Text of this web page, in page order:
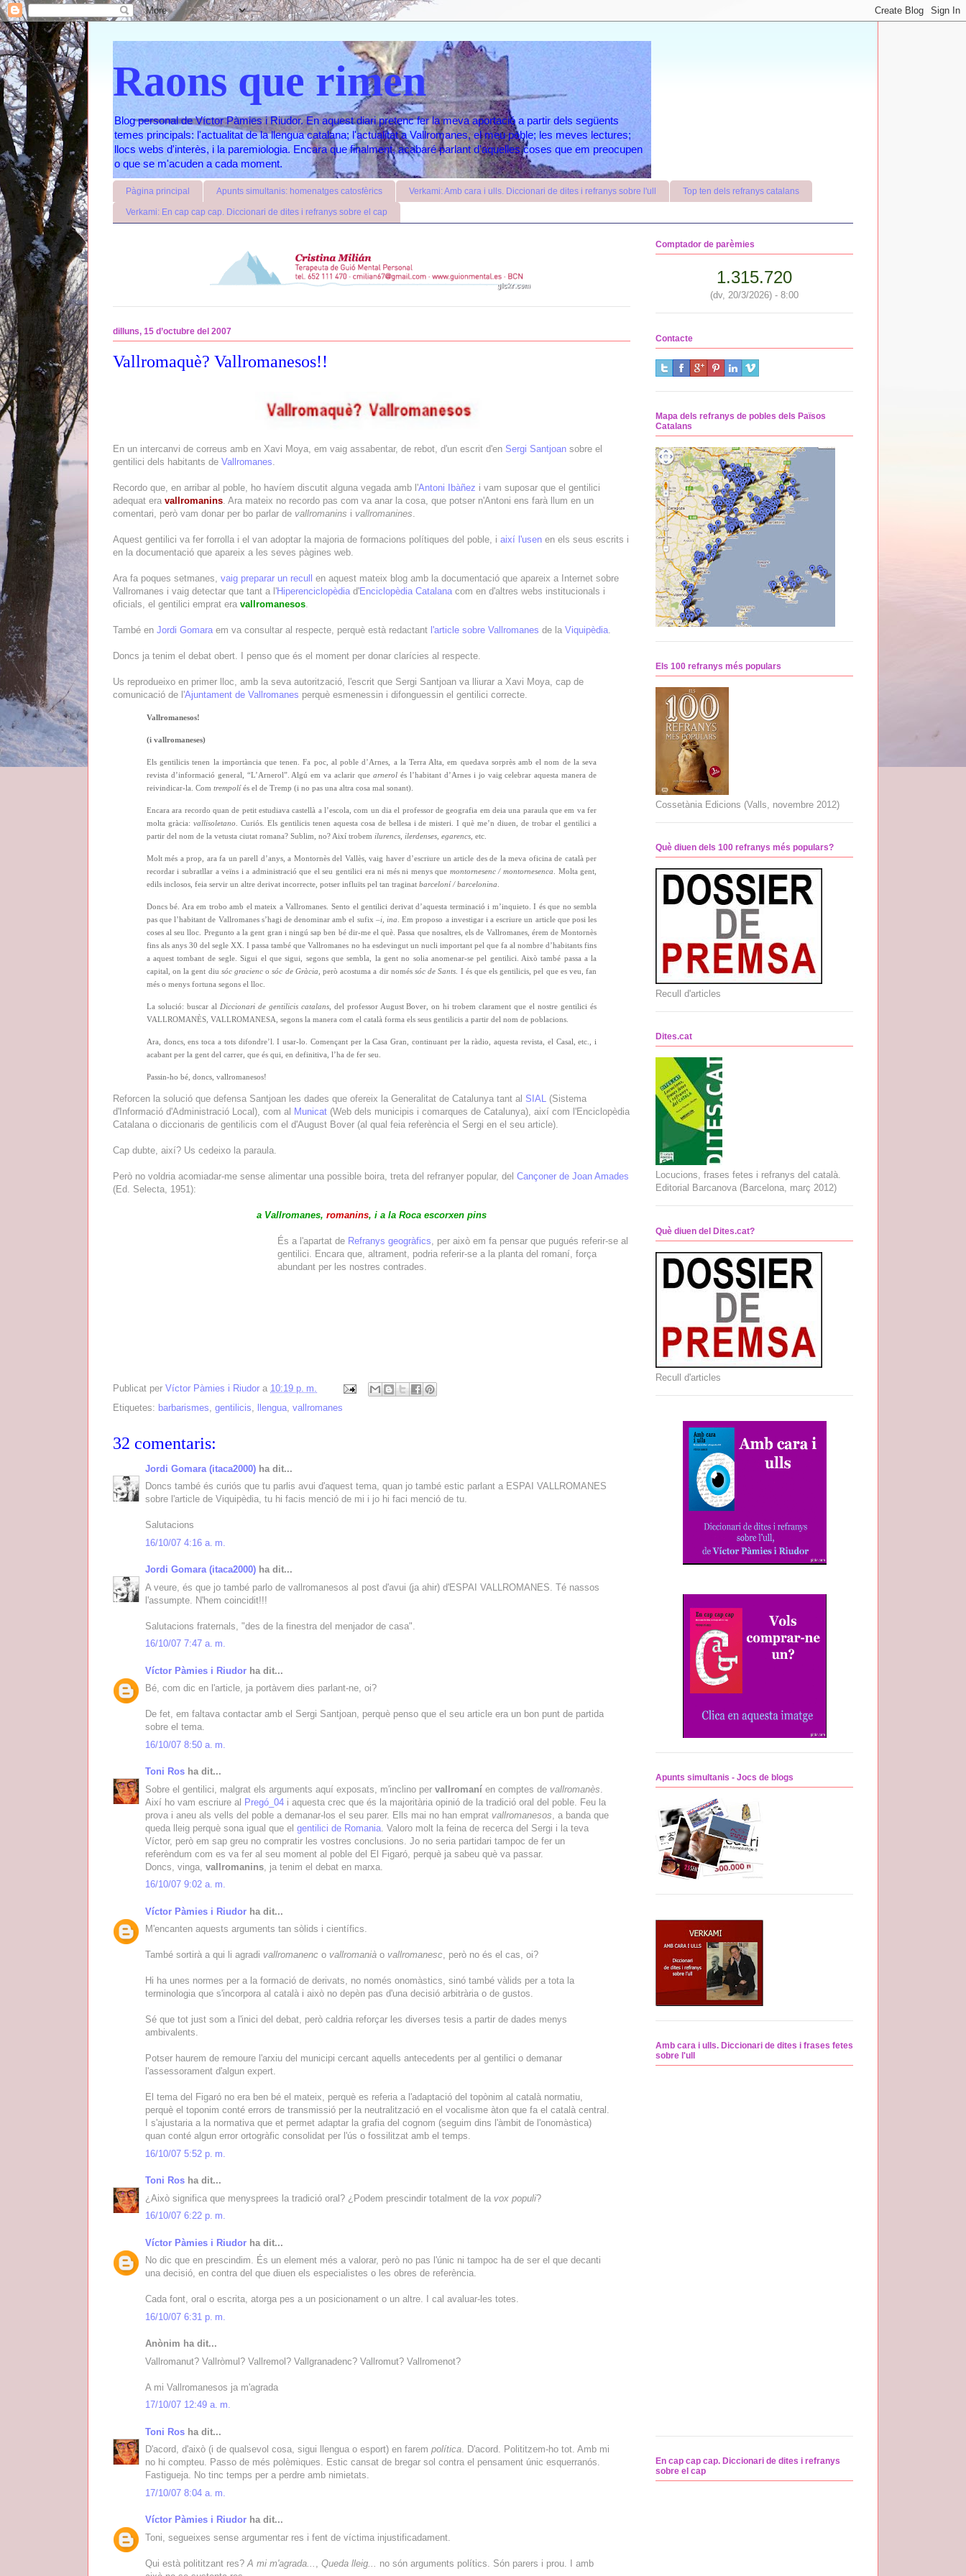
Raons que rimen
Blog personal de Víctor Pàmies i Riudor. En aquest diari pretenc fer la meva aportació a partir dels següents
temes principals: l'actualitat de la llengua catalana; l'actualitat a Vallromanes, el meu poble; les meves lectures;
llocs webs d'interès, i la paremiologia. Encara que finalment, acabaré parlant d'aquelles coses que em preocupen
o que se m'acuden a cada moment.
Pàgina principal Apunts simultanis: homenatges catosfèrics Verkami: Amb cara i ulls. Diccionari de dites i refranys sobre l'ull Top ten dels refranys catalans
Verkami: En cap cap cap. Diccionari de dites i refranys sobre el cap
dilluns, 15 d’octubre del 2007
Vallromaquè? Vallromanesos!!
En un intercanvi de correus amb en Xavi Moya, em vaig assabentar, de rebot, d'un escrit d'en Sergi Santjoan sobre el
gentilici dels habitants de Vallromanes
Recordo que, en arribar al poble, ho havíem discutit alguna vegada amb l'Antoni Ibàñez i vam suposar que el gentilici
adequat era vallromanins . Ara mateix no recordo pas com va anar la cosa, que potser n'Antoni ens farà llum en un
comentari, però vam donar per bo parlar de vallromanins i vallromanines
Aquest gentilici va fer forrolla i el van adoptar la majoria de formacions polítiques del poble, i així l'usen en els seus escrits i
en la documentació que apareix a les seves pàgines web.
Ara fa poques setmanes, vaig preparar un recull
en aquest mateix blog amb la documentació que apareix a Internet sobre
Vallromanes i vaig detectar que tant a l'Hiperenciclopèdia d'Enciclopèdia Catalana com en d'altres webs institucionals i
oficials, el gentilici emprat era vallromanesos
També en Jordi Gomara em va consultar al respecte, perquè està redactant l'article sobre Vallromanes de la Viquipèdia
Doncs ja tenim el debat obert. I penso que és el moment per donar clarícies al respecte.
Us reprodueixo en primer lloc, amb la seva autorització, l'escrit que Sergi Santjoan va lliurar a Xavi Moya, cap de
comunicació de l'Ajuntament de Vallromanes perquè esmenessin i difonguessin el gentilici correcte.
Vallromanesos!
(i vallromaneses)
Els gentilicis tenen la importància que tenen. Fa poc, al poble d’Arnes, a la Terra Alta, em quedava sorprès amb el nom de la seva
revista d’informació general, “L’Arnerol”. Algú em va aclarir quearnerol és l’habitant d’Arnes i jo vaig celebrar aquesta manera de
reivindicar-la. Com trempolíés el de Tremp (i no pas una altra cosa mal sonant).
Encara ara recordo quan de petit estudiava castellà a l’escola, com un dia el professor de geografia em deia una paraula que em va fer
molta gràcia: vallisoletano . Curiós. Els gentilicis tenen aquesta cosa de bellesa i de misteri. I què me’n diuen, de trobar el gentilici a
partir del nom de la vetusta ciutat romana? Sublim, no? Així trobem ilurencs, ilerdenses, egarencs, etc.
Molt més a prop, ara fa un parell d’anys, a Montornès del Vallès, vaig haver d’escriure un article des de la meva oficina de català per
recordar i subratllar a veïns i a administració que el seu gentilici era ni més ni menys que montornesenc / montornesenca . Molta gent,
edils inclosos, feia servir un altre derivat incorrecte, potser influïts pel tan traginat barceloní / barcelonina
Doncs bé. Ara em trobo amb el mateix a Vallromanes. Sento el gentilici derivat d’aquesta terminació i m’inquieto. I és que no sembla
pas que l’habitant de Vallromanes s’hagi de denominar amb el sufix –i, ina . Em proposo a investigar i a escriure un article que posi les
coses al seu lloc. Pregunto a la gent gran i ningú sap ben bé dir-me el què. Passa que nosaltres, els de Vallromanes, érem de Montornès
fins als anys 30 del segle XX. I passa també que Vallromanes no ha esdevingut un nucli important pel que fa al nombre d’habitants fins
a aquest tombant de segle. Sigui el que sigui, segons que sembla, la gent no solia anomenar-se pel gentilici. Això també passa a la
capital, on la gent diu sóc gracienc osóc de Gràcia , però acostuma a dir només sóc de Sants . I és que els gentilicis, pel que es veu, fan
més o menys fortuna segons el lloc.
La solució: buscar al Diccionari de gentilicis catalans, del professor August Bover, on hi trobem clarament que el nostre gentilici és
VALLROMANÈS, VALLROMANESA, segons la manera com el català forma els seus gentilicis a partir del nom de poblacions.
Ara, doncs, ens toca a tots difondre’l. I usar-lo. Començant per la Casa Gran, continuant per la ràdio, aquesta revista, el Casal, etc., i
acabant per la gent del carrer, que és qui, en definitiva, l’ha de fer seu.
Passin-ho bé, doncs, vallromanesos!
Reforcen la solució que defensa Santjoan les dades que ofereix la Generalitat de Catalunya tant al SIAL
(Sistema
d'Informació d'Administració Local), com al Municat (Web dels municipis i comarques de Catalunya), així com l'Enciclopèdia
Catalana o diccionaris de gentilicis com el d'August Bover (al qual feia referència el Sergi en el seu article).
Cap dubte, així? Us cedeixo la paraula.
Però no voldria acomiadar-me sense alimentar una possible boira, treta del refranyer popular, del Cançoner de Joan Amades
(Ed. Selecta, 1951):
a Vallromanes, romanins, i a la Roca escorxen pins
És a l'apartat de Refranys geogràfics , per això em fa pensar que pugués referir-se al
gentilici. Encara que, altrament, podria referir-se a la planta del romaní, força
abundant per les nostres contrades.
Publicat per Víctor Pàmies i Riudor a 10:19 p. m.
Etiquetes: barbarismes gentilicis llengua vallromanes
32 comentaris:
Jordi Gomara (itaca2000) ha dit...
Doncs també és curiós que tu parlis avui d'aquest tema, quan jo també estic parlant a ESPAI VALLROMANES
sobre l'article de Viquipèdia, tu hi facis menció de mi i jo hi faci menció de tu.
Salutacions
16/10/07 4:16 a. m.
Jordi Gomara (itaca2000) ha dit...
A veure, és que jo també parlo de vallromanesos al post d'avui (ja ahir) d'ESPAI VALLROMANES. Té nassos
l'assumpte. N'hem coincidit!!!
Salutacions fraternals, "des de la finestra del menjador de casa".
16/10/07 7:47 a. m.
Víctor Pàmies i Riudor ha dit...
Bé, com dic en l'article, ja portàvem dies parlant-ne, oi?
De fet, em faltava contactar amb el Sergi Santjoan, perquè penso que el seu article era un bon punt de partida
sobre el tema.
16/10/07 8:50 a. m.
Toni Ros ha dit...
Sobre el gentilici, malgrat els arguments aquí exposats, m'inclino per vallromaní en comptes de vallromanès
Així ho vam escriure al Pregó_04 i aquesta crec que és la majoritària opinió de la tradició oral del poble. Feu la
prova i aneu als vells del poble a demanar-los el seu parer. Ells mai no han emprat vallromanesos , a banda que
queda lleig perquè sona igual que el gentilici de Romania . Valoro molt la feina de recerca del Sergi i la teva
Víctor, però em sap greu no compratir les vostres conclusions. Jo no seria partidari tampoc de fer un
referèndum com es va fer al seu moment al poble del El Figaró, perquè ja sabeu què va passar.
Doncs, vinga, vallromanins , ja tenim el debat en marxa.
16/10/07 9:02 a. m.
Víctor Pàmies i Riudor ha dit...
M'encanten aquests arguments tan sòlids i científics.
També sortirà a qui li agradi vallromanenc o vallromanià o vallromanesc, però no és el cas, oi?
Hi ha unes normes per a la formació de derivats, no només onomàstics, sinó també vàlids per a tota la
terminologia que s'incorpora al català i això no depèn pas d'una decisió arbitrària o de gustos.
Sé que tot just som a l'inici del debat, però caldria reforçar les diverses tesis a partir de dades menys
ambivalents.
Potser haurem de remoure l'arxiu del municipi cercant aquells antecedents per al gentilici o demanar
l'assessorament d'algun expert.
El tema del Figaró no era ben bé el mateix, perquè es referia a l'adaptació del topònim al català normatiu,
perquè el toponim conté errors de transmissió per la neutralització en el vocalisme àton que fa el català central.
I s'ajustaria a la normativa que et permet adaptar la grafia del cognom (seguim dins l'àmbit de l'onomàstica)
quan conté algun error ortogràfic consolidat per l'ús o fossilitzat amb el temps.
16/10/07 5:52 p. m.
Toni Ros ha dit...
¿Això significa que menysprees la tradició oral? ¿Podem prescindir totalment de la vox populi?
16/10/07 6:22 p. m.
Víctor Pàmies i Riudor ha dit...
No dic que en prescindim. És un element més a valorar, però no pas l'únic ni tampoc ha de ser el que decanti
una decisió, en contra del que diuen els especialistes o les obres de referència.
Cada font, oral o escrita, atorga pes a un posicionament o un altre. I cal avaluar-les totes.
16/10/07 6:31 p. m.
Anònim ha dit...
Vallromanut? Vallròmul? Vallremol? Vallgranadenc? Vallromut? Vallromenot?
A mi Vallromanesos ja m'agrada
17/10/07 12:49 a. m.
Toni Ros ha dit...
D'acord, d'això (i de qualsevol cosa, sigui llengua o esport) en farem política. D'acord. Polititzem-ho tot. Amb mi
no hi compteu. Passo de més polèmiques. Estic cansat de bregar sol contra el pensament únic esquerranós.
Fastigueja. No tinc temps per a perdre amb nimietats.
17/10/07 8:04 a. m.
Víctor Pàmies i Riudor ha dit...
Toni, segueixes sense argumentar res i fent de víctima injustificadament.
Qui està polititzant res? A mi m'agrada... Queda lleig...
no són arguments polítics. Són parers i prou. I amb
Comptador de parèmies
1.315.720
(dv, 20/3/2026) - 8:00
Contacte
Mapa dels refranys de pobles dels Països
Catalans
Els 100 refranys més populars
Cossetània Edicions (Valls, novembre 2012)
Què diuen dels 100 refranys més populars?
Recull d'articles
Dites.cat
Locucions, frases fetes i refranys del català.
Editorial Barcanova (Barcelona, març 2012)
Què diuen del Dites.cat?
Recull d'articles
Apunts simultanis - Jocs de blogs
Amb cara i ulls. Diccionari de dites i frases fetes
sobre l'ull
En cap cap cap. Diccionari de dites i refranys
sobre el cap